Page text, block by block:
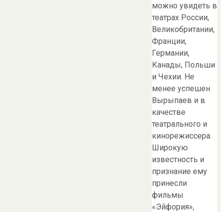
можно увидеть в
театрах России,
Великобритании,
Франции,
Германии,
Канады, Польши
и Чехии. Не
менее успешен
Вырыпаев и в
качестве
театрального и
кинорежиссера.
Широкую
известность и
признание ему
принесли
фильмы
«Эйфория»,